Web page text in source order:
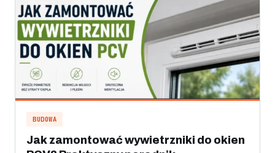
BUDOWA
Jak zamontować wywietrzniki do okien